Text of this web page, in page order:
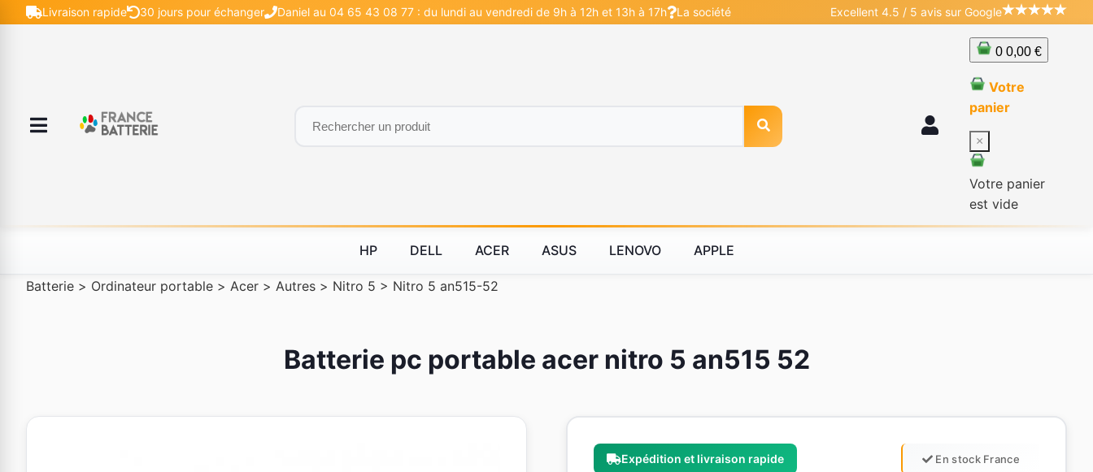
Livraison rapide 30 jours pour échanger Daniel au 04 65 43 08 77 : du lundi au vendredi de 9h à 12h et 13h à 17h La société Excellent 4.5 / 5 avis sur Google
0 0,00 €
Votre
panier
×
Votre panier
est vide
HP DELL ACER ASUS LENOVO APPLE
Batterie > Ordinateur portable > Acer > Autres > Nitro 5 > Nitro 5 an515-52
Batterie pc portable acer nitro 5 an515 52
Expédition et livraison rapide En stock France